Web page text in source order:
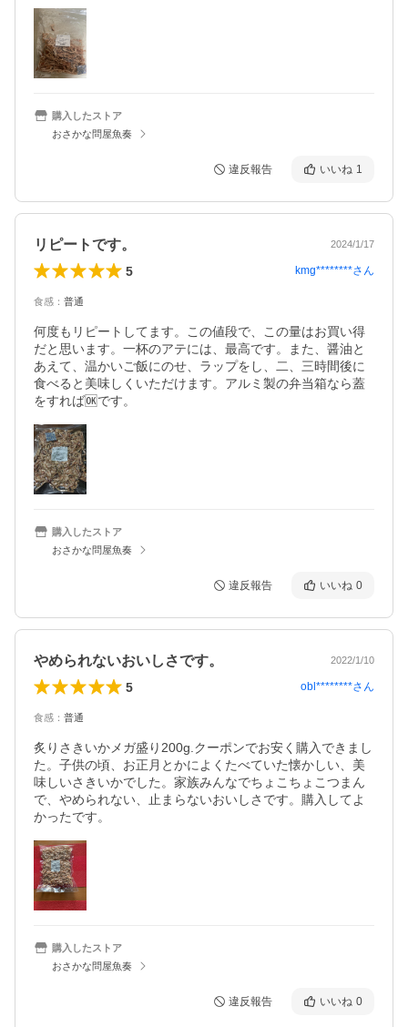
購入したストア
おさかな問屋魚奏
違反報告 いいね 1
リピートです。 2024/1/17
5 kmg********さん
食感 ： 普通
何度もリピートしてます。この値段で、この量はお買い得
だと思います。一杯のアテには、最高です。また、醤油と
あえて、温かいご飯にのせ、ラップをし、二、三時間後に
食べると美味しくいただけます。アルミ製の弁当箱なら蓋
をすれば🆗です。
購入したストア
おさかな問屋魚奏
違反報告 いいね 0
やめられないおいしさです。 2022/1/10
5 obl********さん
食感 ： 普通
炙りさきいかメガ盛り200g.クーポンでお安く購入できまし
た。子供の頃、お正月とかによくたべていた懐かしい、美
味しいさきいかでした。家族みんなでちょこちょこつまん
で、やめられない、止まらないおいしさです。購入してよ
かったです。
購入したストア
おさかな問屋魚奏
違反報告 いいね 0